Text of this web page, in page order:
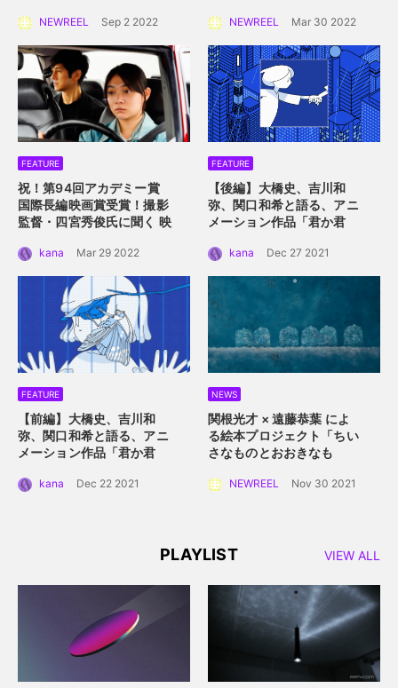
NEWREEL Sep 2 2022
（土）〜 4月10日（日）横
浜赤レンガ倉庫にて
NEWREEL Mar 30 2022
FEATURE
祝！第94回アカデミー賞
国際長編映画賞受賞！撮影
監督・四宮秀俊氏に聞く 映
ー」におけるロケーション
の魅力
kana Mar 29 2022
FEATURE
【後編】大橋史、吉川和
弥、関口和希と語る、アニ
メーション作品「君か君
描くアニメーション的心理
描写。
kana Dec 27 2021
FEATURE
【前編】大橋史、吉川和
弥、関口和希と語る、アニ
メーション作品「君か君
ーデザインと感情移入させ
kana Dec 22 2021
NEWS
関根光才 × 遠藤恭葉 によ
る絵本プロジェクト「ちい
さなものとおおきなも
本にするプロジェクト始動
NEWREEL Nov 30 2021
PLAYLIST VIEW ALL